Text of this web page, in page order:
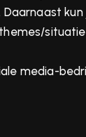
media-